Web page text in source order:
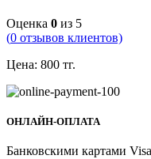
Оценка 0 из 5
(0 отзывов клиентов)
Цена: 800 тг.
ОНЛАЙН-ОПЛАТА
Банковскими картами